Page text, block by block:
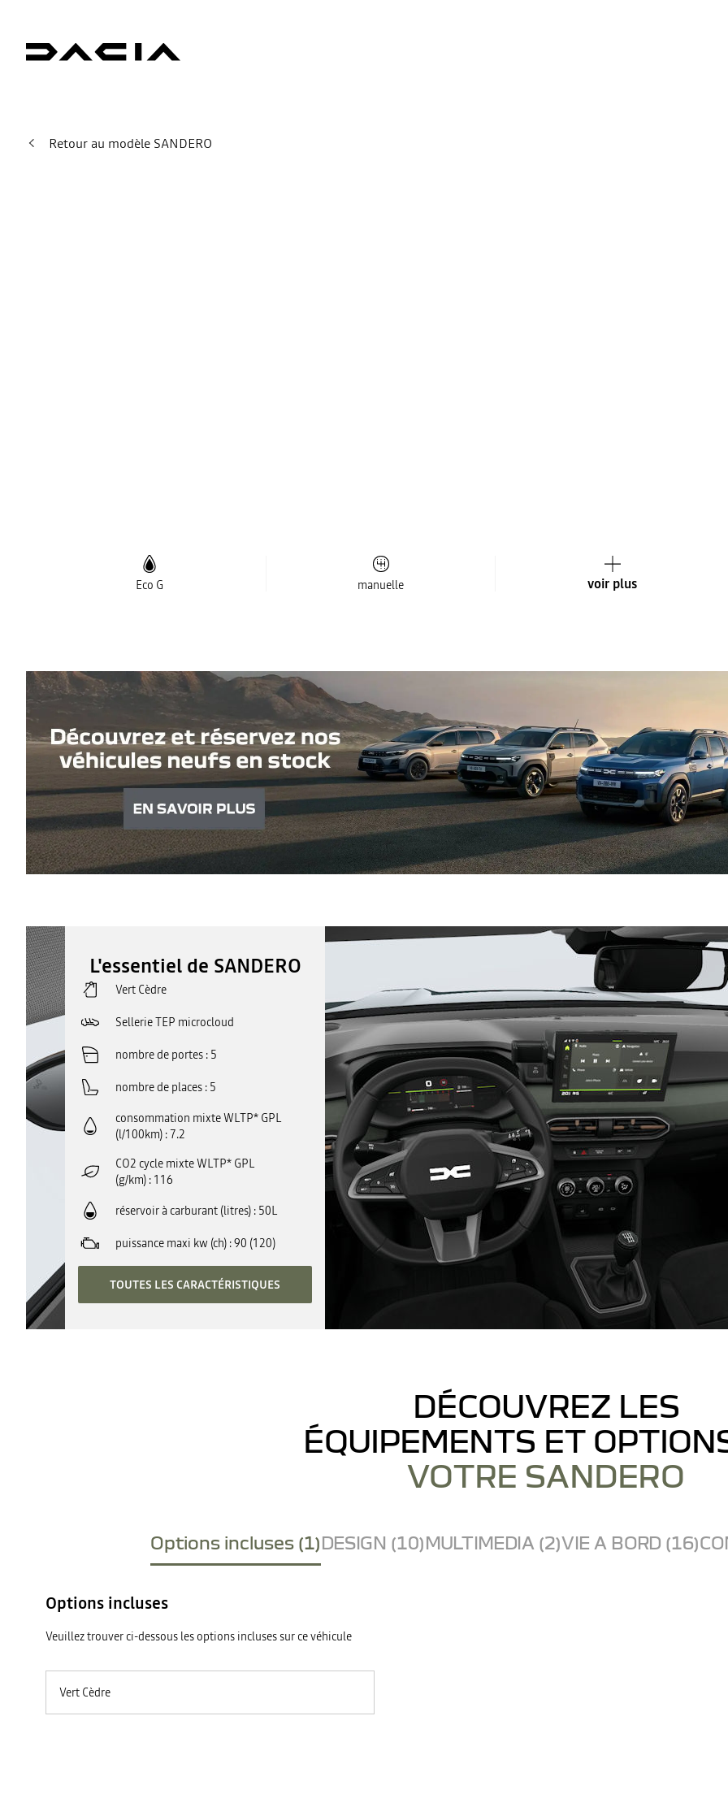
Retour au modèle SANDERO
Eco G manuelle voir plus
L'essentiel de SANDERO
Vert Cèdre
Sellerie TEP microcloud
nombre de portes 5
nombre de places 5
consommation mixte WLTP* GPL
(l/100km) 7.2
CO2 cycle mixte WLTP* GPL
(g/km) 116
réservoir à carburant (litres) 50L
puissance maxi kw (ch) 90 (120)
TOUTES LES CARACTÉRISTIQUES
DÉCOUVREZ LES
ÉQUIPEMENTS ET
VOTRE SANDERO
Options incluses (1)DESIGN (10)MULTIMEDIA (2)VIE A BORD (16)
Options incluses
Veuillez trouver ci-dessous les options incluses sur ce véhicule
Vert Cèdre